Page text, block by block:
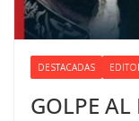
DESTACADAS
GOLPE